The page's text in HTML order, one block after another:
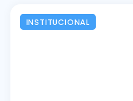
INSTITUCIONAL